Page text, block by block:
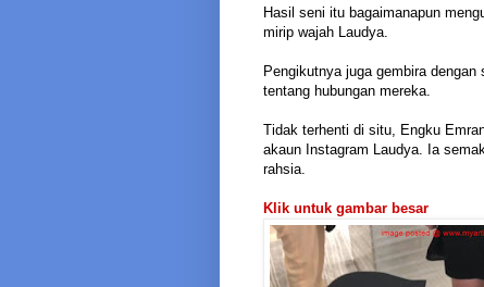
Hasil seni itu bagaimanapun
mirip wajah Laudya.
Pengikutnya juga gembira
tentang hubungan mereka.
Tidak terhenti di situ, Engku
akaun Instagram Laudya. Ia
rahsia.
Klik untuk gambar besar